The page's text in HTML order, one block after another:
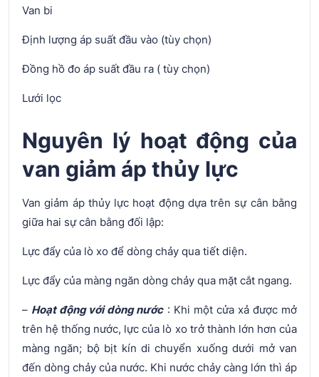
Van bi
Định lượng áp suất đầu vào (tùy chọn)
Đồng hồ đo áp suất đầu ra ( tùy chọn)
Lưới lọc
Nguyên lý hoạt động của
van giảm áp thủy lực
Van giảm áp thủy lực hoạt động dựa trên sự cân bằng
giữa hai sự cân bằng đối lập:
Lực đẩy của lò xo để dòng chảy qua tiết diện.
Lực đẩy của màng ngăn dòng chảy qua mặt cắt ngang.
– Hoạt động với dòng nước : Khi một cửa xả được mở
trên hệ thống nước, lực của lò xo trở thành lớn hơn của
màng ngăn; bộ bịt kín di chuyển xuống dưới mở van
đến dòng chảy của nước. Khi nước chảy càng lớn thì áp